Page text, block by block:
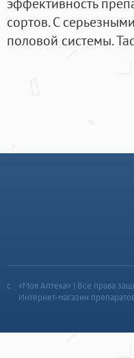
сортов. С
половой системы.
«Моя Аптека» | Все права
Интернет-магазин